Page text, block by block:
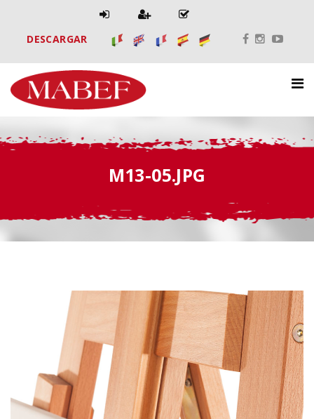
DESCARGAR
M13-05.JPG